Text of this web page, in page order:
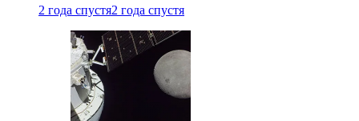
2 года спустя2 года спустя